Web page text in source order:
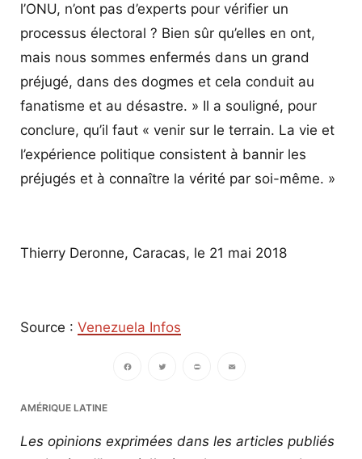
l’ONU, n’ont pas d’experts pour vérifier un
processus électoral ? Bien sûr qu’elles en ont,
mais nous sommes enfermés dans un grand
préjugé, dans des dogmes et cela conduit au
fanatisme et au désastre. » Il a souligné, pour
conclure, qu’il faut « venir sur le terrain. La vie et
l’expérience politique consistent à bannir les
préjugés et à connaître la vérité par soi-même. »
Thierry Deronne, Caracas, le 21 mai 2018
Source : Venezuela Infos
AMÉRIQUE LATINE
Les opinions exprimées dans les articles publiés